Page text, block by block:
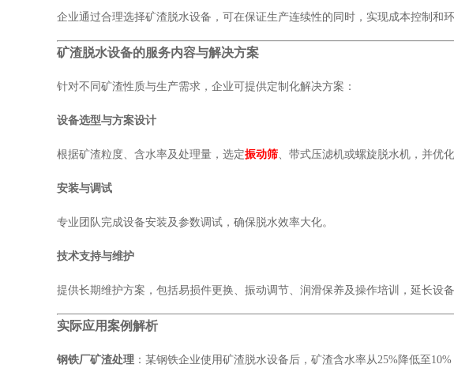
企业通过合理选择矿渣脱水设备，可在保证生产连续性的同时，实现成本控制和环
矿渣脱水设备的服务内容与解决方案
针对不同矿渣性质与生产需求，企业可提供定制化解决方案：
设备选型与方案设计
根据矿渣粒度、含水率及处理量，选定振动筛、带式压滤机或螺旋脱水机，并优化
安装与调试
专业团队完成设备安装及参数调试，确保脱水效率大化。
技术支持与维护
提供长期维护方案，包括易损件更换、振动调节、润滑保养及操作培训，延长设备
实际应用案例解析
钢铁厂矿渣处理 ：某钢铁企业使用矿渣脱水设备后，矿渣含水率从25%降低至